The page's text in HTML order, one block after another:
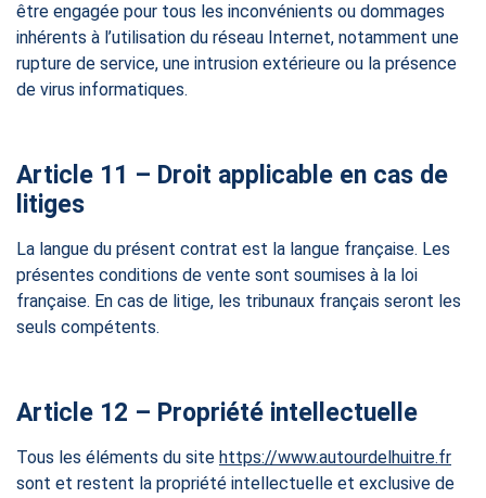
être engagée pour tous les inconvénients ou dommages
inhérents à l’utilisation du réseau Internet, notamment une
rupture de service, une intrusion extérieure ou la présence
de virus informatiques.
Article 11 – Droit applicable en cas de
litiges
La langue du présent contrat est la langue française. Les
présentes conditions de vente sont soumises à la loi
française. En cas de litige, les tribunaux français seront les
seuls compétents.
Article 12 – Propriété intellectuelle
Tous les éléments du site https://www.autourdelhuitre.fr
sont et restent la propriété intellectuelle et exclusive de